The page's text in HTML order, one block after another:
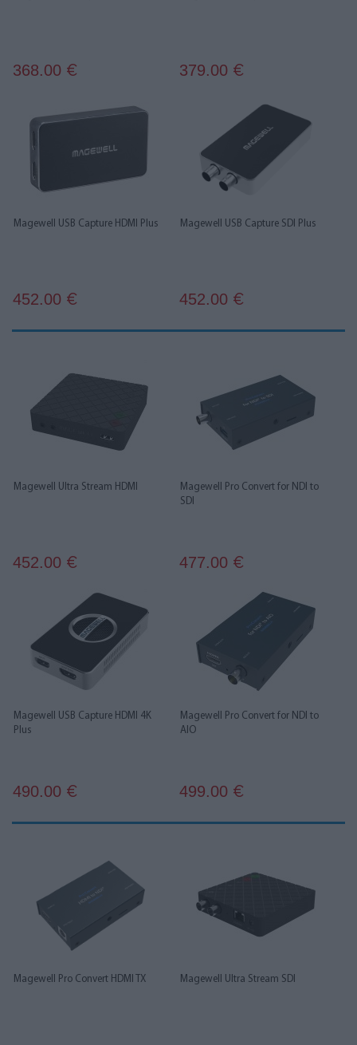
368.00 € 379.00 €
Magewell USB Capture HDMI Plus
452.00 €
Magewell USB Capture SDI Plus
452.00 €
Magewell Ultra Stream HDMI
452.00 €
Magewell Pro Convert for NDI to
SDI
477.00 €
Magewell USB Capture HDMI 4K
Plus
490.00 €
Magewell Pro Convert for NDI to
AIO
499.00 €
Magewell Pro Convert HDMI TX Magewell Ultra Stream SDI